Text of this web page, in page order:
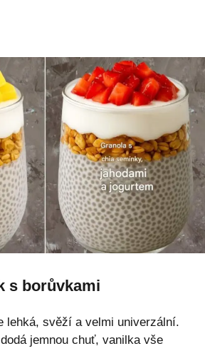
s borůvkami
lehká, svěží a velmi univerzální.
jemnou chuť, vanilka vše